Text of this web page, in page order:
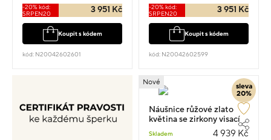
-20% kód:
SRPEN20
3 951 Kč
Koupit s kódem
kód: N20042602601
-20% kód:
SRPEN20
3 951 Kč
Koupit s kódem
kód: N20042602599
sleva
20%
Nové
Náušnice růžové zlato
květina se zirkony visací
Skladem 4 939 Kč